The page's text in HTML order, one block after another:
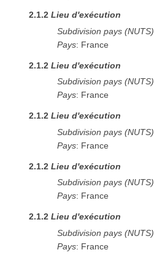
2.1.2Lieu d'exécution
Subdivision pays (NUTS)
Pays: France
2.1.2Lieu d'exécution
Subdivision pays (NUTS)
Pays: France
2.1.2Lieu d'exécution
Subdivision pays (NUTS)
Pays: France
2.1.2Lieu d'exécution
Subdivision pays (NUTS)
Pays: France
2.1.2Lieu d'exécution
Subdivision pays (NUTS)
Pays: France